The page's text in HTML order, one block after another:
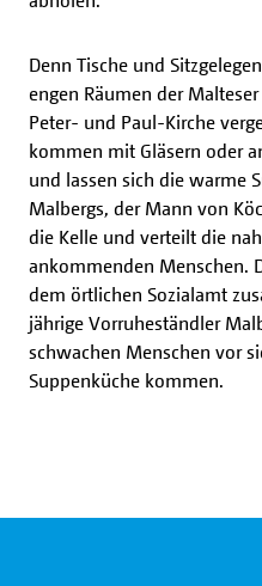
Denn Tische und
engen Räumen der
Peter- und Paul-Kirche
kommen mit Gläsern oder
und lassen sich die warme
Malbergs, der Mann von
die Kelle und verteilt die
ankommenden Menschen.
dem örtlichen Sozialamt
jährige Vorruheständler
schwachen Menschen vor
Suppenküche kommen.